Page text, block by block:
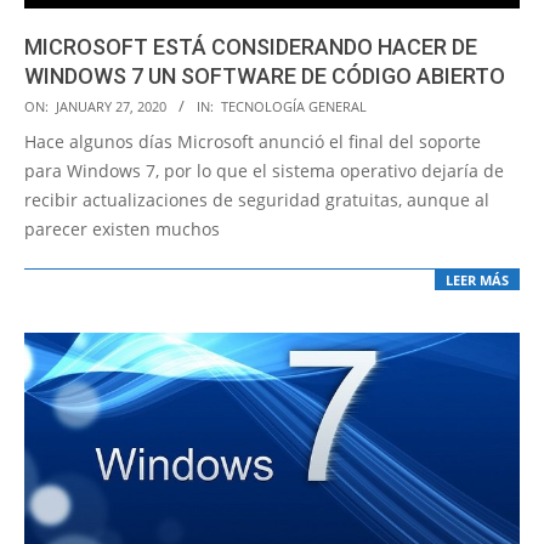
MICROSOFT ESTÁ CONSIDERANDO HACER DE
WINDOWS 7 UN SOFTWARE DE CÓDIGO ABIERTO
2020-
01-
27
ON: JANUARY 27, 2020 IN: TECNOLOGÍA GENERAL
Hace algunos días Microsoft anunció el final del soporte
para Windows 7, por lo que el sistema operativo dejaría de
recibir actualizaciones de seguridad gratuitas, aunque al
parecer existen muchos
LEER MÁS